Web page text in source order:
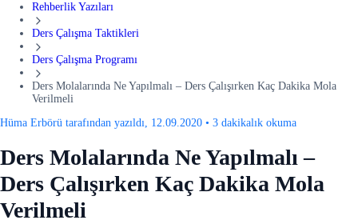
Rehberlik Yazıları
Ders Çalışma Taktikleri
Ders Çalışma Programı
Ders Molalarında Ne Yapılmalı – Ders Çalışırken Kaç Dakika Mola
Verilmeli
Hüma Erbörü tarafından yazıldı, 12.09.2020 • 3 dakikalık okuma
Ders Molalarında Ne Yapılmalı –
Ders Çalışırken Kaç Dakika Mola
Verilmeli